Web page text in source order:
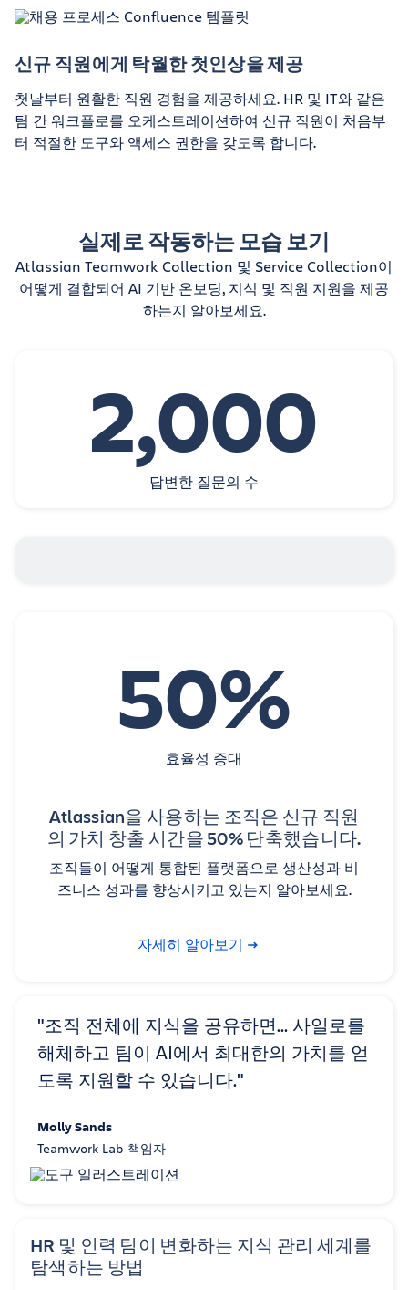
신규 직원에게 탁월한 첫인상을 제공
첫날부터 원활한 직원 경험을 제공하세요. HR 및 IT와 같은
팀 간 워크플로를 오케스트레이션하여 신규 직원이 처음부
터 적절한 도구와 액세스 권한을 갖도록 합니다.
실제로 작동하는 모습 보기
Atlassian Teamwork Collection 및 Service Collection이
어떻게 결합되어 AI 기반 온보딩, 지식 및 직원 지원을 제공
하는지 알아보세요.
2,000
답변한 질문의 수
50%
효율성 증대
Atlassian을 사용하는 조직은 신규 직원
의 가치 창출 시간을 50% 단축했습니다.
조직들이 어떻게 통합된 플랫폼으로 생산성과 비
즈니스 성과를 향상시키고 있는지 알아보세요.
자세히 알아보기
"조직 전체에 지식을 공유하면... 사일로를
해체하고 팀이 AI에서 최대한의 가치를 얻
도록 지원할 수 있습니다."
Molly Sands
Teamwork Lab 책임자
HR 및 인력 팀이 변화하는 지식 관리 세계를
탐색하는 방법